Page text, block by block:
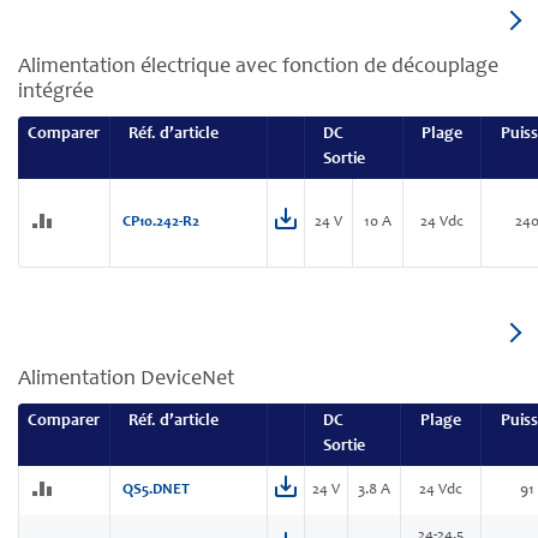
Alimentation électrique avec fonction de découplage
intégrée
Comparer Réf. d’article
DC
Sortie
Plage
CP10.242-R2 24 V 10 A 24 Vdc
Alimentation DeviceNet
Comparer Réf. d’article
DC
Sortie
Plage
QS5.DNET 24 V 3.8 A 24 Vdc 91